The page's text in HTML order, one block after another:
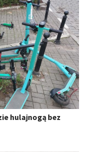
hulajnogą bez